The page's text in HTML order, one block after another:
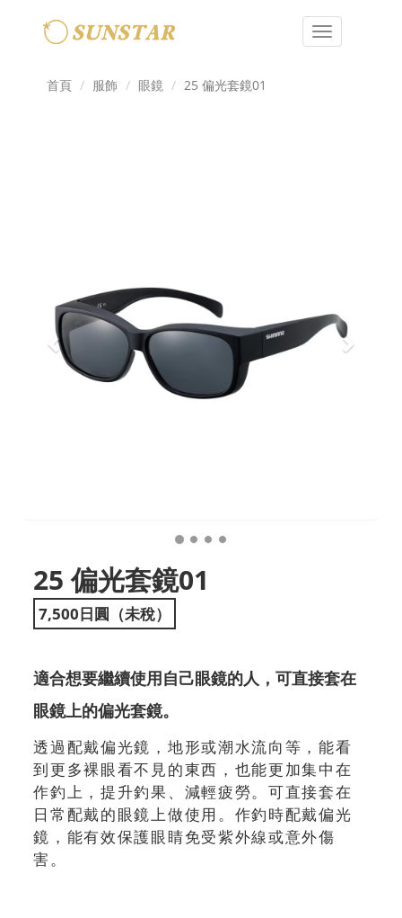
Toggle
首頁
服飾 眼鏡 25 偏光套鏡01
25 偏光套鏡01
7,500日圓（未稅）
適合想要繼續使用自己眼鏡的人，可直接套在
眼鏡上的偏光套鏡。
透過配戴偏光鏡，地形或潮水流向等，能看
到更多裸眼看不見的東西，也能更加集中在
作釣上，提升釣果、減輕疲勞。可直接套在
日常配戴的眼鏡上做使用。作釣時配戴偏光
鏡，能有效保護眼睛免受紫外線或意外傷
害。